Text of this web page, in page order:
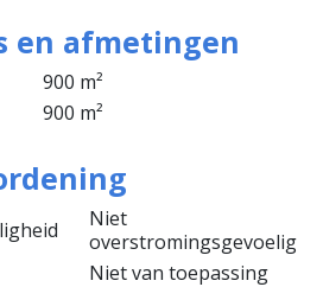
en afmetingen
900 m²
900 m²
Niet
overstromingsgevoelig
Niet van toepassing